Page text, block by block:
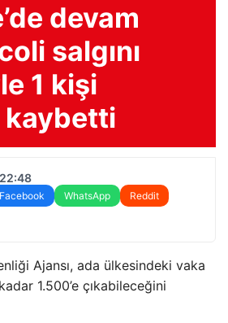
devam
salgını
1 kişi
kaybetti
Facebook WhatsApp
Reddit
Ajansı, ada ülkesindeki vaka
1.500’e çıkabileceğini